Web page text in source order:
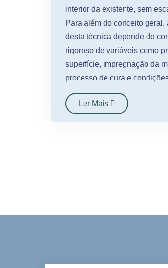
interior da existente, sem
Para além do conceito geral,
desta técnica depende do
rigoroso de variáveis como
superfície, impregnação da
processo de cura e
Ler Mais